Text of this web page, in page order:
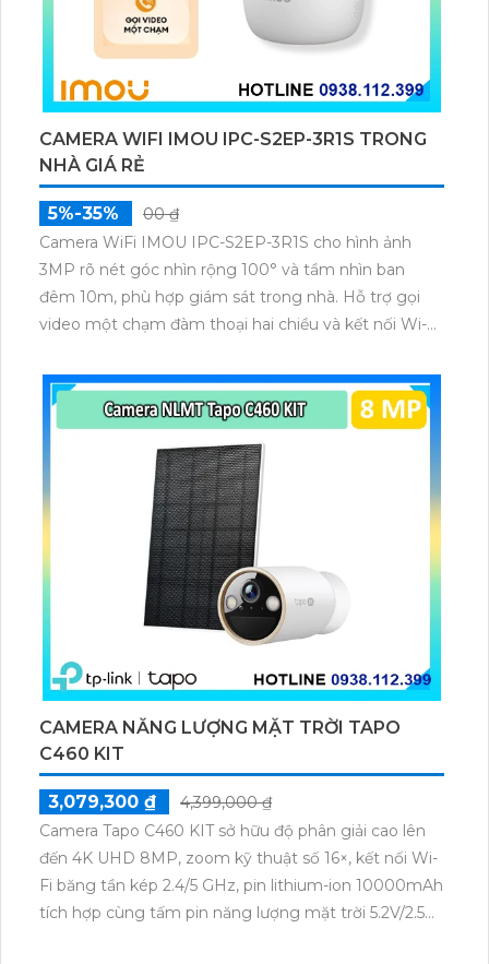
CAMERA WIFI IMOU IPC-S2EP-3R1S TRONG
NHÀ GIÁ RẺ
5%-35%
00 ₫
Camera WiFi IMOU IPC-S2EP-3R1S cho hình ảnh
3MP rõ nét góc nhìn rộng 100° và tầm nhìn ban
đêm 10m, phù hợp giám sát trong nhà. Hỗ trợ gọi
video một chạm đàm thoại hai chiều và kết nối Wi-Fi
microSD tối đa 256GB hoặc lưu đám mây dễ lắp đặt
cho gia đình và văn phòng nhỏ.
CAMERA NĂNG LƯỢNG MẶT TRỜI TAPO
C460 KIT
3,079,300 ₫
4,399,000 ₫
Camera Tapo C460 KIT sở hữu độ phân giải cao lên
đến 4K UHD 8MP, zoom kỹ thuật số 16×, kết nối Wi-
Fi băng tần kép 2.4/5 GHz, pin lithium-ion 10000mAh
tích hợp cùng tấm pin năng lượng mặt trời 5.2V/2.5W.